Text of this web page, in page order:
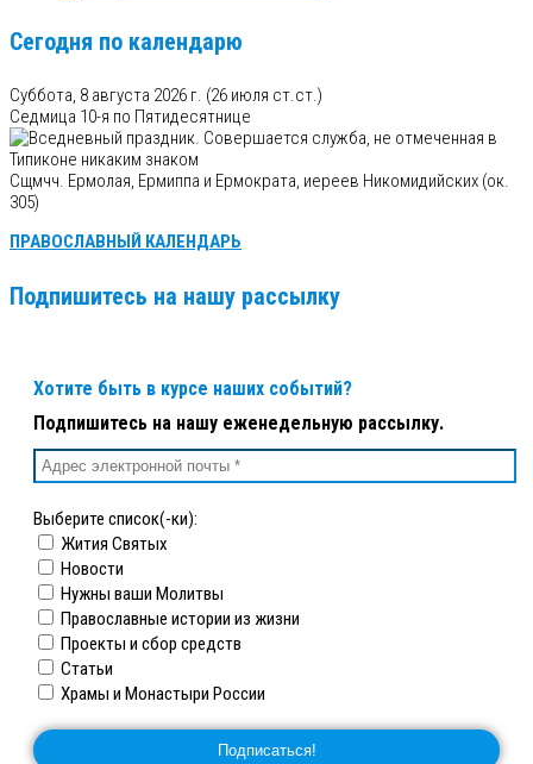
Сегодня по календарю
Суббота, 8 августа 2026 г. (26 июля ст.ст.)
Седмица 10-я по Пятидесятнице
Сщмчч. Ермолая, Ермиппа и Ермократа, иереев Никомидийских (ок.
305)
ПРАВОСЛАВНЫЙ КАЛЕНДАРЬ
Подпишитесь на нашу рассылку
Хотите быть в курсе наших событий?
Подпишитесь на нашу еженедельную рассылку.
Выберите список(-ки):
Жития Святых
Новости
Нужны ваши Молитвы
Православные истории из жизни
Проекты и сбор средств
Статьи
Храмы и Монастыри России